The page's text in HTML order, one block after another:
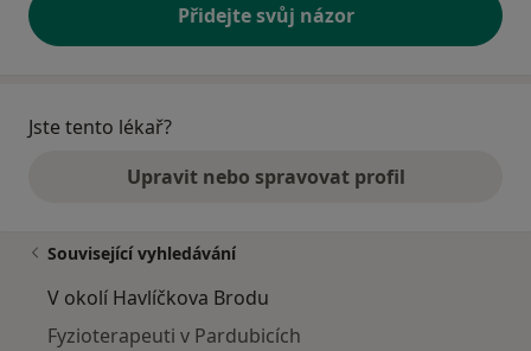
Přidejte svůj názor
Jste tento lékař?
Upravit nebo spravovat profil
Související vyhledávání
V okolí Havlíčkova Brodu
Fyzioterapeuti v Pardubicích